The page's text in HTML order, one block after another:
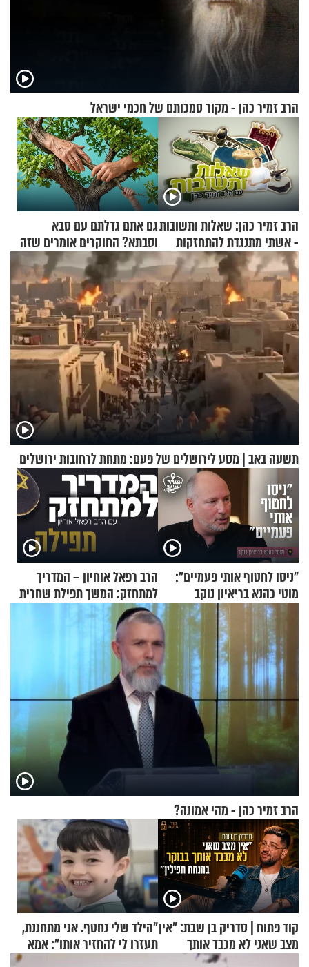
הרב זמיר כהן - מקור סמכותם של חכמי ישראל
הרב זמיר כהן: שאלות ותשובות
- אשתי מתנגדת להתחזקות
שלי
גם אתם גדלתם עם סבא
וסבתא? החוקרים אומרים שזה
מתכון מנצח
תשעה באב | מסע לירושלים של פעם: מתחת לרחובות ירושלים
"ניסו לחטוף אותי פעמיים":
מוטי כהנא בריאיון נוקב
הרב רפאל אוחיון – המדריך
למתחזק: המשך תפילת שחרית
מאשרי ועד עלינו
הרב זמיר כהן - מהי אמונה?
קוד פתוח | סדריק בן שבת: "אין
מצב שאני לא מכבד אותך
בבוקר בהנחת תפילין"
"הילד שלי נחטף. אני מתחננת,
תעזרו לי להחזיר אותו": אמא